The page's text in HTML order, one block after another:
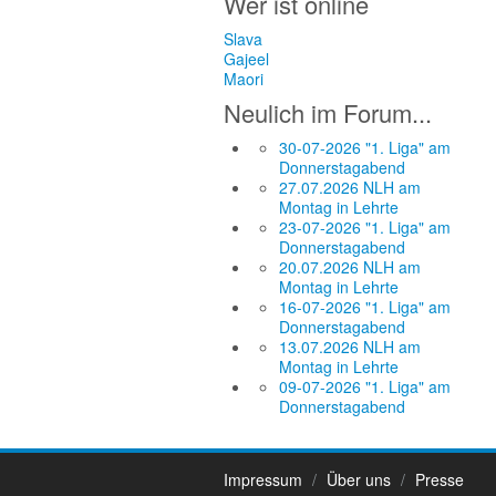
Slava
Gajeel
Maori
Neulich im Forum...
30-07-2026 "1. Liga" am
Donnerstagabend
27.07.2026 NLH am
Montag in Lehrte
23-07-2026 "1. Liga" am
Donnerstagabend
20.07.2026 NLH am
Montag in Lehrte
16-07-2026 "1. Liga" am
Donnerstagabend
13.07.2026 NLH am
Montag in Lehrte
09-07-2026 "1. Liga" am
Donnerstagabend
Impressum Über uns Presse